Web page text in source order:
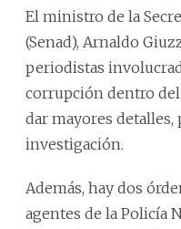
El ministro de la
(Senad), Arnaldo
periodistas
corrupción dentro
dar mayores detalles,
investigación.
Además, hay dos
agentes de la Policía